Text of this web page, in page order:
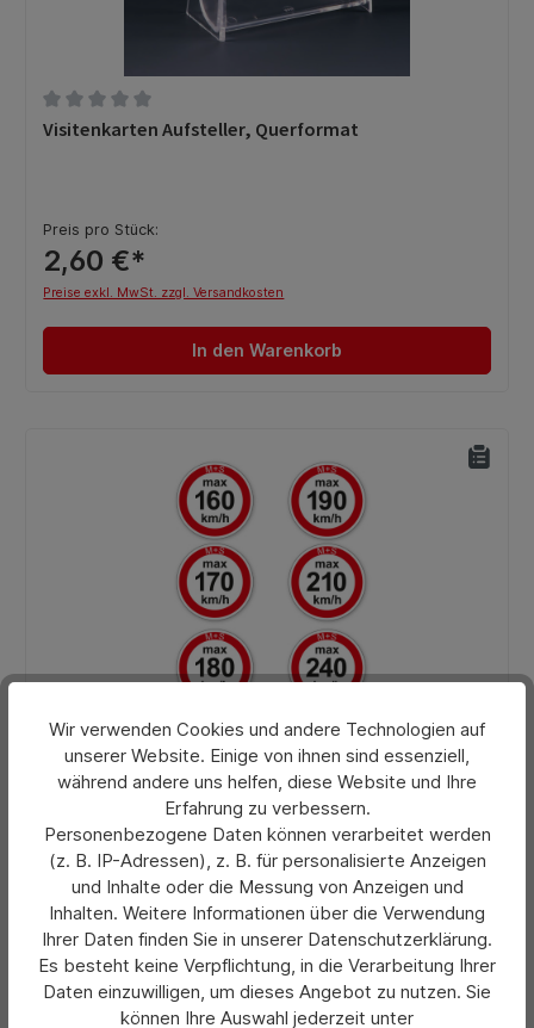
Durchschnittliche Bewertung von 0 von 5 Sternen
Visitenkarten Aufsteller, Querformat
Preis pro Stück:
2,60 €*
Preise exkl. MwSt. zzgl. Versandkosten
In den Warenkorb
Durchschnittliche Bewertung von 0 von 5 Sternen
Aufkleber zulässige Höchstgeschwindigkeit für M+S
Preis pro 100 Stück:
Ab8,90 €*
Preise exkl. MwSt. zzgl. Versandkosten
Details
Wir verwenden Cookies und andere Technologien auf
unserer Website. Einige von ihnen sind essenziell,
während andere uns helfen, diese Website und Ihre
Erfahrung zu verbessern.
Personenbezogene Daten können verarbeitet werden
(z. B. IP-Adressen), z. B. für personalisierte Anzeigen
und Inhalte oder die Messung von Anzeigen und
Inhalten. Weitere Informationen über die Verwendung
Ihrer Daten finden Sie in unserer Datenschutzerklärung.
Es besteht keine Verpflichtung, in die Verarbeitung Ihrer
Daten einzuwilligen, um dieses Angebot zu nutzen. Sie
können Ihre Auswahl jederzeit unter